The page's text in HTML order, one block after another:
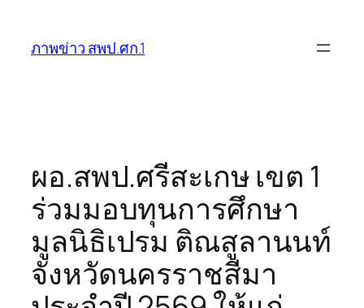
ภาพข่าว สพป.ศก.1
ผอ.สพป.ศรีสะเกษ เขต 1
ร่วมมอบทุนการศึกษา
มูลนิธิเปรม ติณสูลานนท์
จังหวัดนครราชสีมา